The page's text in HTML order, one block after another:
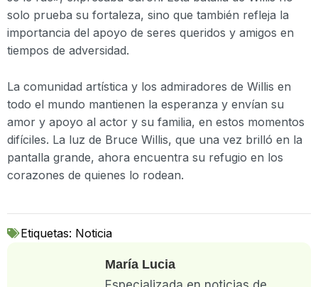
solo prueba su fortaleza, sino que también refleja la
importancia del apoyo de seres queridos y amigos en
tiempos de adversidad.
La comunidad artística y los admiradores de Willis en
todo el mundo mantienen la esperanza y envían su
amor y apoyo al actor y su familia, en estos momentos
difíciles. La luz de Bruce Willis, que una vez brilló en la
pantalla grande, ahora encuentra su refugio en los
corazones de quienes lo rodean.
Etiquetas: Noticia
María Lucia